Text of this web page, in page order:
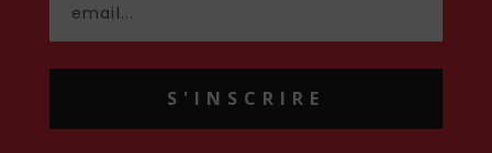
S'INSCRIRE